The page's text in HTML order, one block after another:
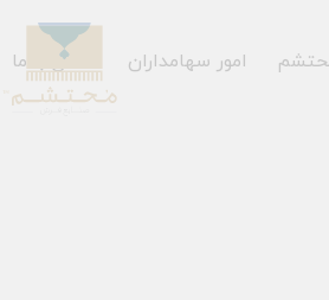
امور سهامداران تماس با ما